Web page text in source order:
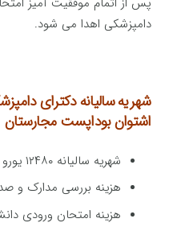
دامپزشکی اهدا می شود.
شهریه سالیانه دکترای
اشتوان بوداپست مجارستان
شهریه سالیانه ۱۲۴۸۰ یورو
هزینه بررسی مدارک و صدور
هزینه امتحان ورودی دانشگاه